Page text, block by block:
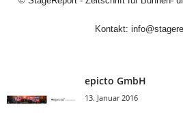
Kontakt:
epicto GmbH
13. Januar 2016